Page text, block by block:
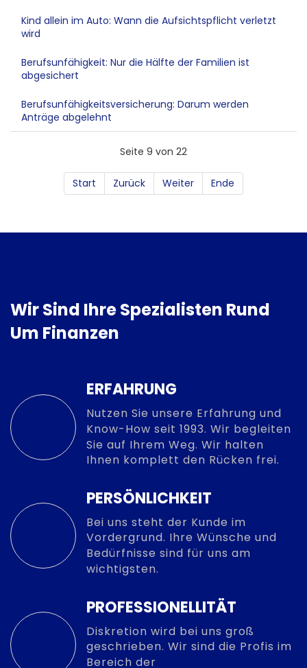
Kind allein im Auto: Wann die Aufsichtspflicht verletzt
wird
Berufsunfähigkeit: Nur die Hälfte der Familien ist
abgesichert
Berufsunfähigkeitsversicherung: Darum werden
Anträge abgelehnt
Seite 9 von 22
Start Zurück Weiter Ende
Wir Sind Ihre Spezialisten Rund
Um Finanzen
ERFAHRUNG
Nutzen Sie unsere Erfahrung und
Know-How seit 1993. Wir begleiten
Sie auf Ihrem Weg. Wir halten
Ihnen komplett den Rücken frei.
PERSÖNLICHKEIT
Bei uns steht der Kunde im
Vordergrund. Ihre Wünsche und
Bedürfnisse sind für uns am
wichtigsten.
PROFESSIONELLITÄT
Diskretion wird bei uns groß
geschrieben. Wir sind die Profis im
Bereich der